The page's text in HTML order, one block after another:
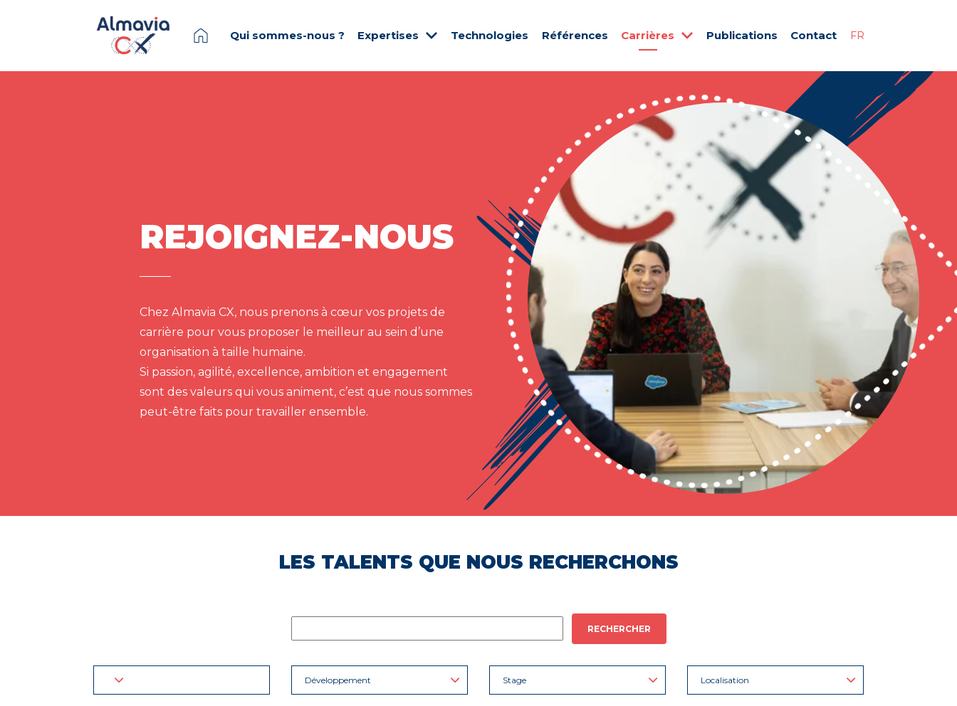
Qui sommes-nous ? Expertises Technologies Références Carrières Publications Contact FR
REJOIGNEZ-NOUS
Chez Almavia CX, nous prenons à cœur vos projets de
carrière pour vous proposer le meilleur au sein d’une
organisation à taille humaine.
Si passion, agilité, excellence, ambition et engagement
sont des valeurs qui vous animent, c’est que nous sommes
peut-être faits pour travailler ensemble.
LES TALENTS QUE NOUS RECHERCHONS
RECHERCHER
Développement Stage Localisation